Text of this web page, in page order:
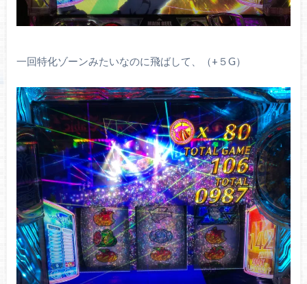
一回特化ゾーンみたいなのに飛ばして、（+５G）